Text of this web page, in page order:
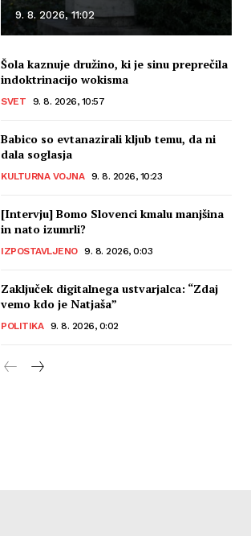
9. 8. 2026, 11:02
Šola kaznuje družino, ki je sinu preprečila
indoktrinacijo wokisma
SVET 9. 8. 2026, 10:57
Babico so evtanazirali kljub temu, da ni
dala soglasja
KULTURNA VOJNA 9. 8. 2026, 10:23
[Intervju] Bomo Slovenci kmalu manjšina
in nato izumrli?
IZPOSTAVLJENO 9. 8. 2026, 0:03
Zaključek digitalnega ustvarjalca: “Zdaj
vemo kdo je Natjaša”
POLITIKA 9. 8. 2026, 0:02